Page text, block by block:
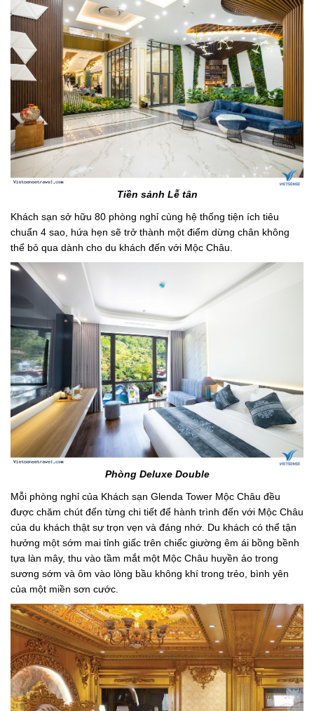
Tiền sảnh Lễ tân
Khách sạn sở hữu 80 phòng nghỉ cùng hệ thống tiện ích tiêu
chuẩn 4 sao, hứa hẹn sẽ trở thành một điểm dừng chân không
thể bỏ qua dành cho du khách đến với Mộc Châu.
Phòng Deluxe Double
Mỗi phòng nghỉ của Khách sạn Glenda Tower Mộc Châu đều
được chăm chút đến từng chi tiết để hành trình đến với Mộc Châu
của du khách thật sự trọn vẹn và đáng nhớ. Du khách có thể tận
hưởng một sớm mai tỉnh giấc trên chiếc giường êm ái bồng bềnh
tựa làn mây, thu vào tầm mắt một Mộc Châu huyền ảo trong
sương sớm và ôm vào lòng bầu không khí trong trẻo, bình yên
của một miền sơn cước.